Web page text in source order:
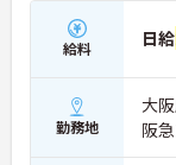
給料 日給
勤務地
大
阪